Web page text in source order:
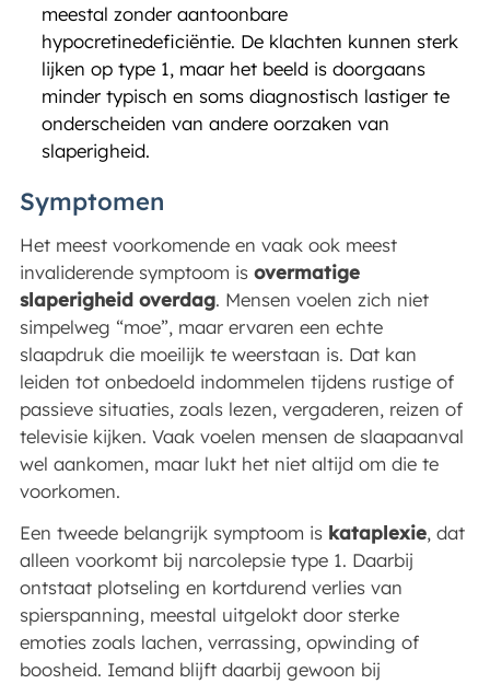
meestal zonder aantoonbare
hypocretinedeficiëntie. De klachten kunnen sterk
lijken op type 1, maar het beeld is doorgaans
minder typisch en soms diagnostisch lastiger te
onderscheiden van andere oorzaken van
slaperigheid.
Symptomen
Het meest voorkomende en vaak ook meest
invaliderende symptoom is overmatige
slaperigheid overdag. Mensen voelen zich niet
simpelweg “moe”, maar ervaren een echte
slaapdruk die moeilijk te weerstaan is. Dat kan
leiden tot onbedoeld indommelen tijdens rustige of
passieve situaties, zoals lezen, vergaderen, reizen of
televisie kijken. Vaak voelen mensen de slaapaanval
wel aankomen, maar lukt het niet altijd om die te
voorkomen.
Een tweede belangrijk symptoom is kataplexie, dat
alleen voorkomt bij narcolepsie type 1. Daarbij
ontstaat plotseling en kortdurend verlies van
spierspanning, meestal uitgelokt door sterke
emoties zoals lachen, verrassing, opwinding of
boosheid. Iemand blijft daarbij gewoon bij